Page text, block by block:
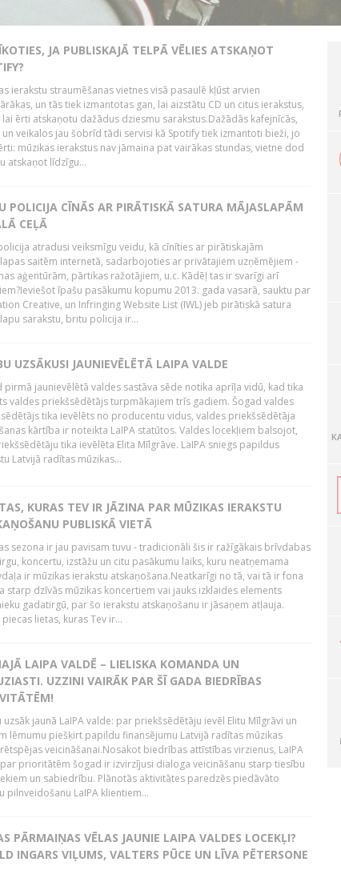
JA PUBLISKAJĀ TELPĀ VĒLIES ATSKAŅOT
ierakstu straumēšanas vietnes visā pasaulē kļūst arvien
un tās tiek izmantotas gan, lai aizstātu CD un citus ierakstus,
lai ērti atskaņotu dažādus dziesmu sarakstus.Dažādās kafejnīcās,
veikalos jau šobrīd tādi servisi kā Spotify tiek izmantoti bieži, jo
mūzikas ierakstus nav jāmaina pat vairākas stundas, vietne dod
atskaņot līdzīgu...
POLICIJA CĪNĀS AR PIRĀTISKĀ SATURA MĀJASLAPĀM
CEĻĀ
atradusi veiksmīgu veidu, kā cīnīties ar pirātiskajām
saitēm internetā, sadarbojoties ar privātajiem uzņēmējiem -
aģentūrām, pārtikas ražotājiem, u.c. Kādēļ tas ir svarīgi arī
īpašu pasākumu kopumu 2013. gada vasarā, sauktu par
Creative, un Infringing Website List (IWL) jeb pirātiskā satura
sarakstu, britu policija ir...
UZSĀKUSI JAUNIEVĒLĒTĀ LAIPA VALDE
pirmā jaunievēlētā valdes sastāva sēde notika aprīļa vidū, kad tika
valdes priekšsēdētājs turpmākajiem trīs gadiem. Šogad valdes
tika ievēlēts no producentu vidus, valdes priekšsēdētāja
kārtība ir noteikta LaIPA statūtos. Valdes locekļiem balsojot,
tika ievēlēta Elita Mīlgrāve. LaIPA sniegs papildus
Latvijā radītas mūzikas...
KURAS TEV IR JĀZINA PAR MŪZIKAS IERAKSTU
PUBLISKĀ VIETĀ
sezona ir jau pavisam tuvu - tradicionāli šis ir ražīgākais brīvdabas
koncertu, izstāžu un citu pasākumu laiks, kuru neatņemama
ir mūzikas ierakstu atskaņošana.Neatkarīgi no tā, vai tā ir fona
starp dzīvās mūzikas koncertiem vai jauks izklaides elements
gadatirgū, par šo ierakstu atskaņošanu ir jāsaņem atļauja.
piecas lietas, kuras Tev ir...
LAIPA VALDĒ – LIELISKA KOMANDA UN
UZZINI VAIRĀK PAR ŠĪ GADA BIEDRĪBAS
uzsāk jaunā LaIPA valde: par priekšsēdētāju ievēl Elitu Mīlgrāvi un
lēmumu piešķirt papildu finansējumu Latvijā radītas mūzikas
veicināšanai.Nosakot biedrības attīstības virzienus, LaIPA
prioritātēm šogad ir izvirzījusi dialoga veicināšanu starp tiesību
un sabiedrību. Plānotās aktivitātes paredzēs piedāvāto
pilnveidošanu LaIPA klientiem...
PĀRMAIŅAS VĒLAS JAUNIE LAIPA VALDES LOCEKĻI?
INGARS VIĻUMS, VALTERS PŪCE UN LĪVA PĒTERSONE